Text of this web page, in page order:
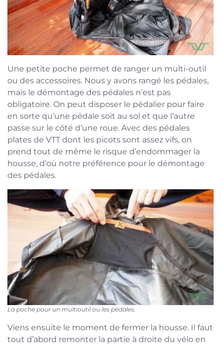
Une petite poche permet de ranger un multi-outil
ou des accessoires. Nous y avons rangé les pédales,
mais le démontage des pédales n’est pas
obligatoire. On peut disposer le pédalier pour faire
en sorte qu’une pédale soit au sol et que l’autre
passe sur le côté d’une roue. Avec des pédales
plates de VTT dont les picots sont assez vifs, on
prend tout de même le risque d’endommager la
housse, d’où notre préférence pour le démontage
des pédales.
La poche pour un multioutil ou les pédales.
Viens ensuite le moment de fermer la housse. Il faut
tout d’abord remonter la partie à droite du vélo en